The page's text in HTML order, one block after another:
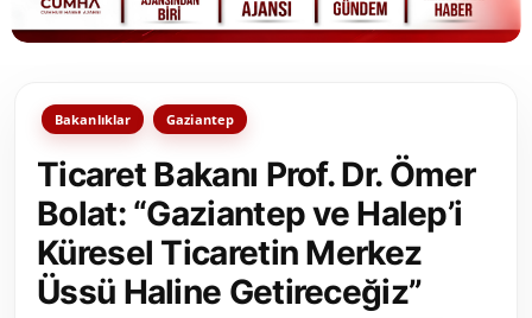
Bakanlıklar
Siyasi Partiler
Yerel Yönetimler
Mülki İdare
Toplum ve Yaşam
Bakanlıklar Gaziantep
Ticaret Bakanı Prof. Dr. Ömer
Bolat: “Gaziantep ve Halep’i
Küresel Ticaretin Merkez
Üssü Haline Getireceğiz”